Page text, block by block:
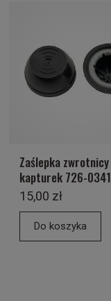
Zaślepka zwrotnicy
kapturek 726-0341
15,00 zł
Do koszyka